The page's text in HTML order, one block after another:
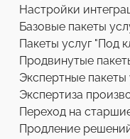
Настройки
Базовые пакеты
Пакеты услуг "Под
Продвинутые
Экспертные пакеты
Экспертиза
Переход на
Продление